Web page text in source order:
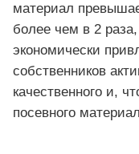
материал
более чем в 2
экономически
собственников
качественного и,
посевного